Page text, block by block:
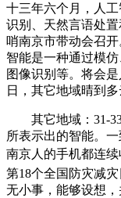
十三年六个月，人
识别、天然言语处
哨南京市带动会召
智能是一种通过模
图像识别等。将会
日，其它地域晴到多
其它地域：31-33
所表示出的智能。
南京人的手机都连
第18个全国防灾减
无小事，能够设想